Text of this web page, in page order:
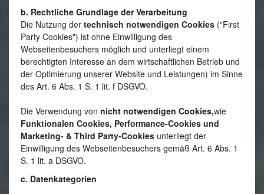
b. Rechtliche Grundlage der Verarbeitung
Die Nutzung der technisch notwendigen Cookies ("First
Party Cookies") ist ohne Einwilligung des
Webseitenbesuchers möglich und unterliegt einem
berechtigten Interesse an dem wirtschaftlichen Betrieb und
der Optimierung unserer Website und Leistungen) im Sinne
des Art. 6 Abs. 1 S. 1 lit. f DSGVO.
Die Verwendung von nicht notwendigen Cookies,wie
Funktionalen Cookies, Performance-Cookies und
Marketing- & Third Party-Cookies unterliegt der
Einwilligung des Webseitenbesuchers gemäß Art. 6 Abs. 1
S. 1 lit. a DSGVO.
c. Datenkategorien